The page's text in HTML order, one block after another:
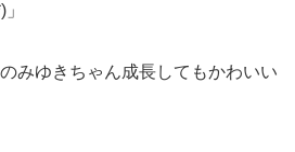
みゆきちゃん成長してもかわいい